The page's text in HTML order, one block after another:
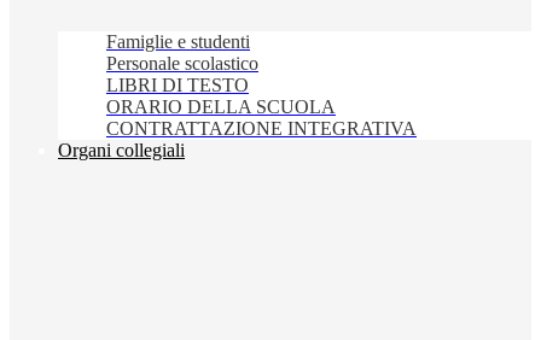
Famiglie e studenti
Personale scolastico
LIBRI DI TESTO
ORARIO DELLA SCUOLA
CONTRATTAZIONE INTEGRATIVA
Organi collegiali